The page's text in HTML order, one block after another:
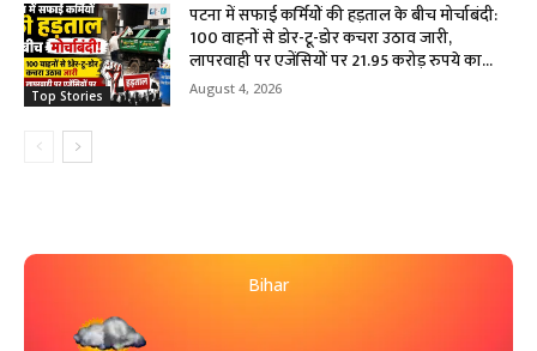
Top Stories
पटना में सफाई कर्मियों की हड़ताल के बीच मोर्चाबंदी:
100 वाहनों से डोर-टू-डोर कचरा उठाव जारी,
लापरवाही पर एजेंसियों पर 21.95 करोड़ रुपये का...
August 4, 2026
Bihar